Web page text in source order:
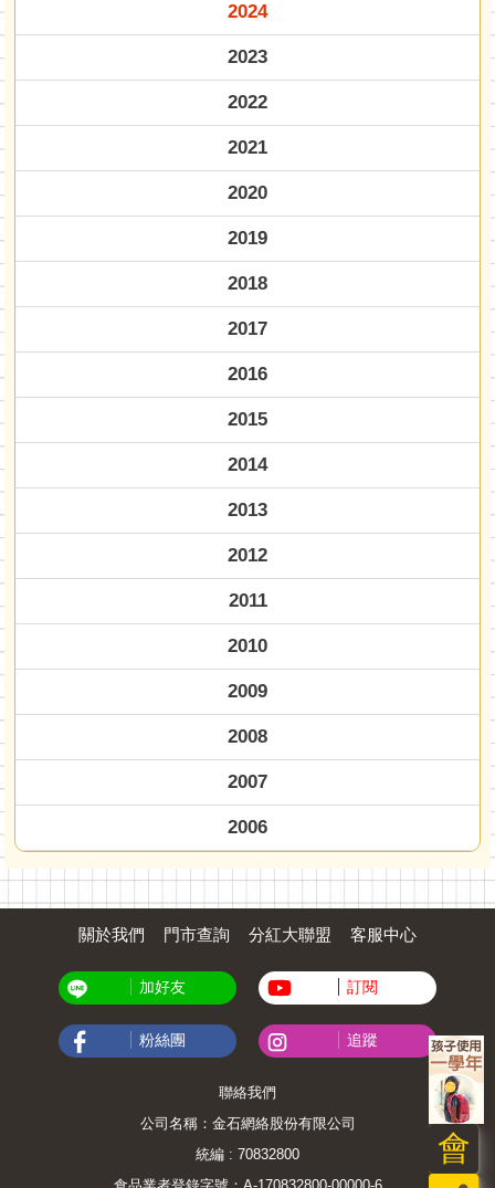
2024
2023
2022
2021
2020
2019
2018
2017
2016
2015
2014
2013
2012
2011
2010
2009
2008
2007
2006
會
關於我們 門市查詢 分紅大聯盟 客服中心
加好友 訂閱
粉絲團 追蹤
聯絡我們
公司名稱：金石網絡股份有限公司
統編 : 70832800